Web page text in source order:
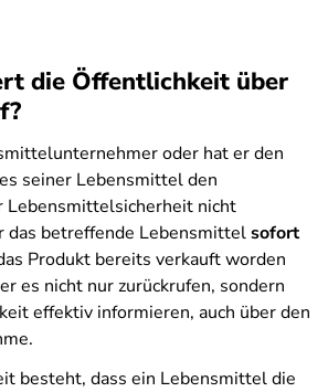
die Öffentlichkeit über
oder hat er den
seiner Lebensmittel den
Lebensmittelsicherheit nicht
das betreffende Lebensmittelsofort
Produkt bereits verkauft worden
es nicht nur zurückrufen, sondern
effektiv informieren, auch über den
besteht, dass ein Lebensmittel die